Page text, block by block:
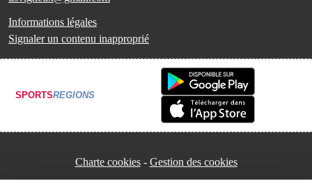
Informations légales
Signaler un contenu inapproprié
SPORTSREGIONS
Charte cookies Gestion des cookies